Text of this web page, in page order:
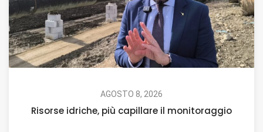
AGOSTO 8, 2026
Risorse idriche, più capillare il monitoraggio